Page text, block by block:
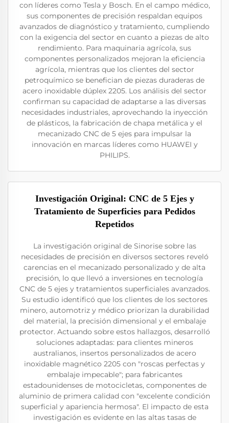
con líderes como Tesla y Bosch. En el campo médico,
sus componentes de precisión respaldan equipos
avanzados de diagnóstico y tratamiento, cumpliendo
con la exigencia del sector en cuanto a piezas de alto
rendimiento. Para maquinaria agrícola, sus
componentes personalizados mejoran la eficiencia
agrícola, mientras que los clientes del sector
petroquímico se benefician de piezas duraderas de
acero inoxidable dúplex 2205. Los análisis del sector
confirman su capacidad de adaptarse a las diversas
necesidades industriales, aprovechando la inyección
de plásticos, la fabricación de chapa metálica y el
mecanizado CNC de 5 ejes para impulsar la
innovación en marcas líderes como HUAWEI y
PHILIPS.
Investigación Original: CNC de 5 Ejes y
Tratamiento de Superficies para Pedidos
Repetidos
La investigación original de Sinorise sobre las
necesidades de precisión en diversos sectores reveló
carencias en el mecanizado personalizado y de alta
precisión, lo que llevó a inversiones en tecnología
CNC de 5 ejes y tratamientos superficiales avanzados.
Su estudio identificó que los clientes de los sectores
minero, automotriz y médico priorizan la durabilidad
del material, la precisión dimensional y el embalaje
protector. Actuando sobre estos hallazgos, desarrolló
soluciones adaptadas: para clientes mineros
australianos, insertos personalizados de acero
inoxidable magnético 2205 con "roscas perfectas y
embalaje impecable"; para fabricantes
estadounidenses de motocicletas, componentes de
aluminio de primera calidad con "excelente condición
superficial y apariencia hermosa". El impacto de esta
investigación es evidente en las altas tasas de